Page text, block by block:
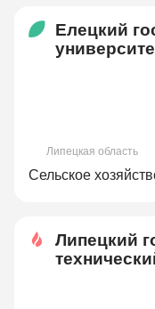
Елецкий
Липецкая область
Сельское
Липецкий